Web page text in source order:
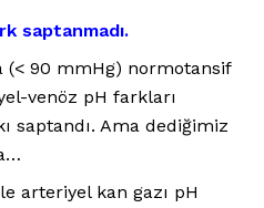
saptanmadı.
(< 90 mmHg) normotansif
venöz pH farkları
saptandı. Ama dediğimiz
arteriyel kan gazı pH